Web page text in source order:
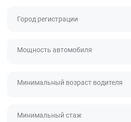
Город регистрации
Мощность автомобиля
Минимальный возраст водителя
Минимальный стаж